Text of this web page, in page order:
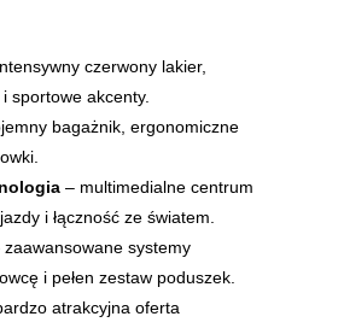
czerwony lakier,
sportowe akcenty.
bagażnik, ergonomiczne
– multimedialne centrum
i łączność ze światem.
zaawansowane systemy
i pełen zestaw poduszek.
atrakcyjna oferta